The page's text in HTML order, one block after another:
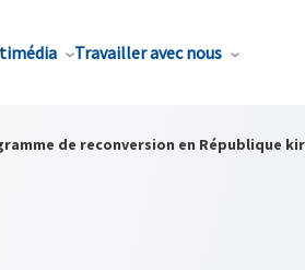
Travailler avec nous
de reconversion en République